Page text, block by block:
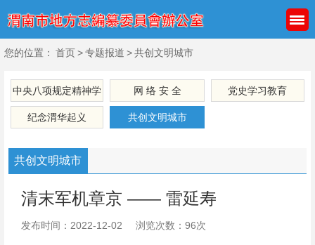
您的位置： 首页>专题报道 >共创文明城市
中央八项规定精神学
习教育
网 络 安 全 党史学习教育
纪念渭华起义 共创文明城市
共创文明城市
清末军机章京 —— 雷延寿
发布时间：2022-12-02 浏览次数：96次